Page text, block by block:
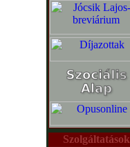
Szolgáltatások